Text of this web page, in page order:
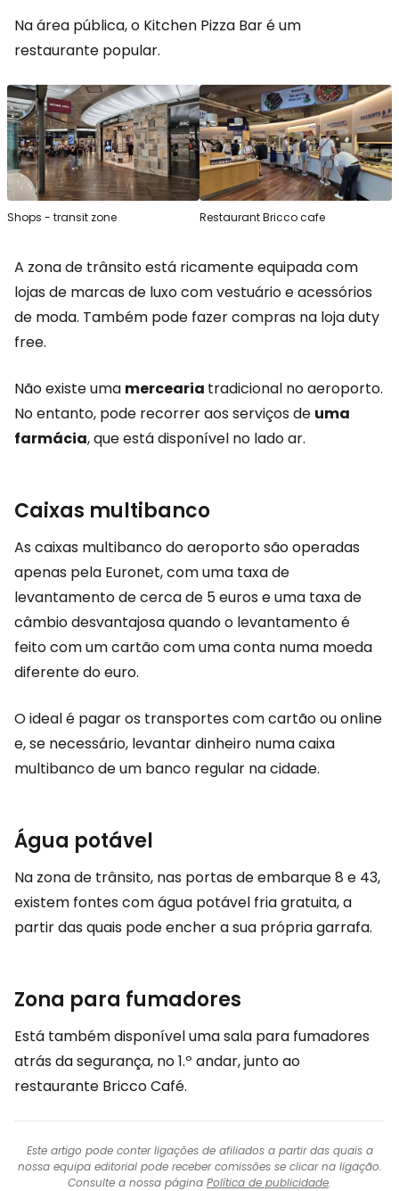
Na área pública, o Kitchen Pizza Bar é um
restaurante popular.
Shops - transit zone Restaurant Bricco cafe
A zona de trânsito está ricamente equipada com
lojas de marcas de luxo com vestuário e acessórios
de moda. Também pode fazer compras na loja duty
free.
Não existe uma mercearia tradicional no aeroporto.
No entanto, pode recorrer aos serviços de uma
farmácia, que está disponível no lado ar.
Caixas multibanco
As caixas multibanco do aeroporto são operadas
apenas pela Euronet, com uma taxa de
levantamento de cerca de 5 euros e uma taxa de
câmbio desvantajosa quando o levantamento é
feito com um cartão com uma conta numa moeda
diferente do euro.
O ideal é pagar os transportes com cartão ou online
e, se necessário, levantar dinheiro numa caixa
multibanco de um banco regular na cidade.
Água potável
Na zona de trânsito, nas portas de embarque 8 e 43,
existem fontes com água potável fria gratuita, a
partir das quais pode encher a sua própria garrafa.
Zona para fumadores
Está também disponível uma sala para fumadores
atrás da segurança, no 1.º andar, junto ao
restaurante Bricco Café.
Este artigo pode conter ligações de afiliados a partir das quais a
nossa equipa editorial pode receber comissões se clicar na ligação.
Consulte a nossa página Política de publicidade.